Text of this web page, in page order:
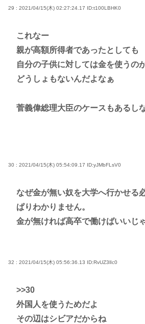
29 : 2021/04/15(木) 02:27:24.17 ID:t100LBHK0
これなー
親が高額所得者であったとしても
自分の子供に対しては金を使うの
どうしょもないんだよなぁ
菅義偉総理大臣のケースもあるし
30 : 2021/04/15(木) 05:54:09.17 ID:yJMbFLsV0
なぜ金が無い奴を大学へ行かせる
ぱりわかりません。
金が無ければ高卒で働けばいいじ
32 : 2021/04/15(木) 05:56:36.13 ID:RvUZ3lIc0
>>30
外国人を使うためだよ
その辺はシビアだからね